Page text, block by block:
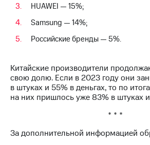
HUAWEI — 15%;
Samsung — 14%;
Российские бренды — 5%.
Китайские производители
свою долю. Если в 2023 году они
в штуках и 55% в деньгах, то по
на них пришлось уже 83% в штуках
* * *
За дополнительной информацией